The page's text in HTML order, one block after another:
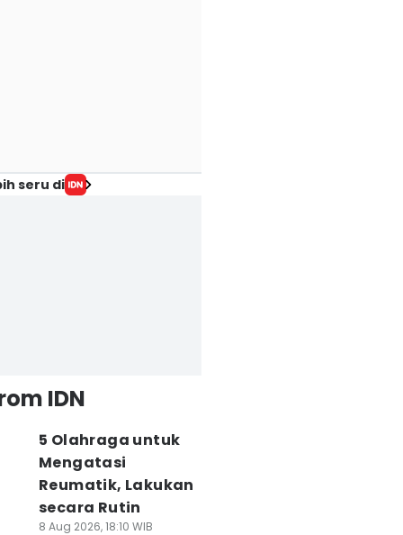
seru di
IDN
5 Olahraga untuk
Mengatasi
Reumatik, Lakukan
secara Rutin
8 Aug 2026, 18:10 WIB